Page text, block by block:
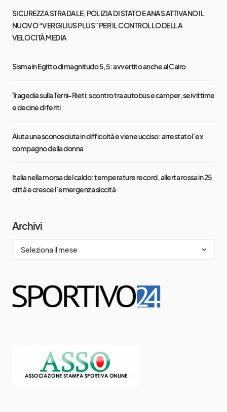
SICUREZZA STRADALE, POLIZIA DI STATO E ANAS ATTIVANO IL
NUOVO “VERGILIUS PLUS” PER IL CONTROLLO DELLA
VELOCITÀ MEDIA
Sisma in Egitto di magnitudo 5,5: avvertito anche al Cairo
Tragedia sulla Terni-Rieti: scontro tra autobus e camper, sei vittime
e decine di feriti
Aiuta una sconosciuta in difficoltà e viene ucciso: arrestato l’ex
compagno della donna
Italia nella morsa del caldo: temperature record, allerta rossa in 25
città e cresce l’emergenza siccità
Archivi